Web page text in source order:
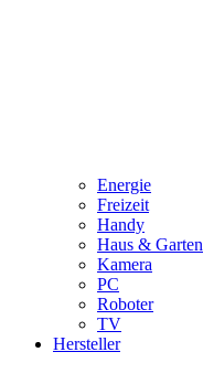
Energie
Freizeit
Handy
Haus & Garten
Kamera
PC
Roboter
TV
Hersteller